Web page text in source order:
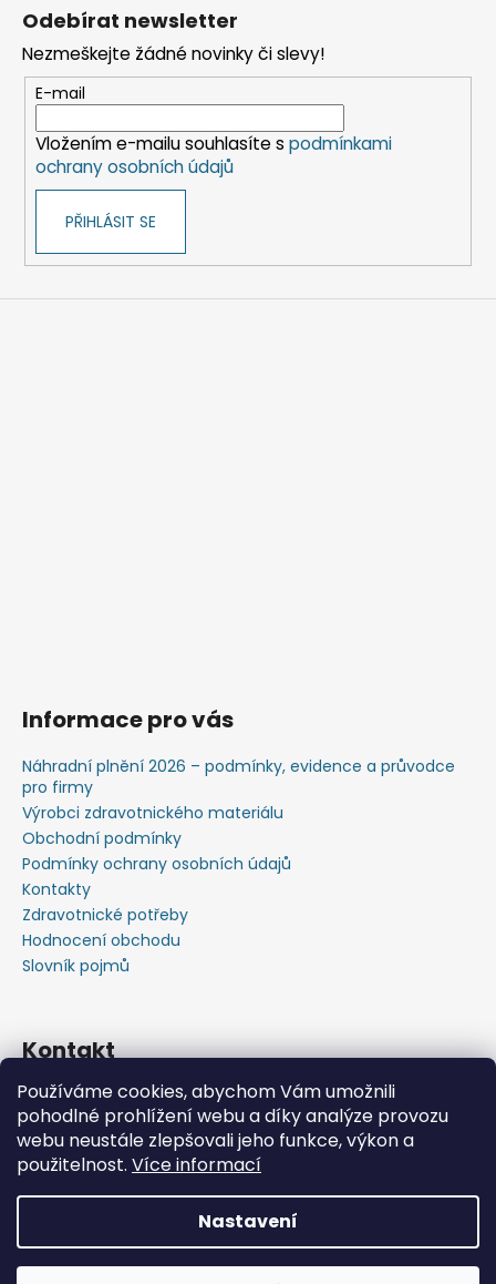
Používáme cookies, abychom Vám umožnili
pohodlné prohlížení webu a díky analýze provozu
webu neustále zlepšovali jeho funkce, výkon a
použitelnost. Více informací
Nastavení
📦 Minimální objednávka již od 600 Kč bez DPH • Rychlý
Odebírat newsletter
Nezmeškejte žádné novinky či slevy!
E-mail
Vložením e-mailu souhlasíte s podmínkami
ochrany osobních údajů
PŘIHLÁSIT SE
Informace pro vás
Náhradní plnění 2026 – podmínky, evidence a průvodce
pro firmy
Výrobci zdravotnického materiálu
Obchodní podmínky
Podmínky ochrany osobních údajů
Kontakty
Zdravotnické potřeby
Hodnocení obchodu
Slovník pojmů
Kontakt
+420603583759 ,+420734720049
https://www.facebook.com/profile.php?id=615793934
37445
https://www.youtube.com/@michalverner7685
Copyright 2026Zdravotnický Materiál - Velkoobchod